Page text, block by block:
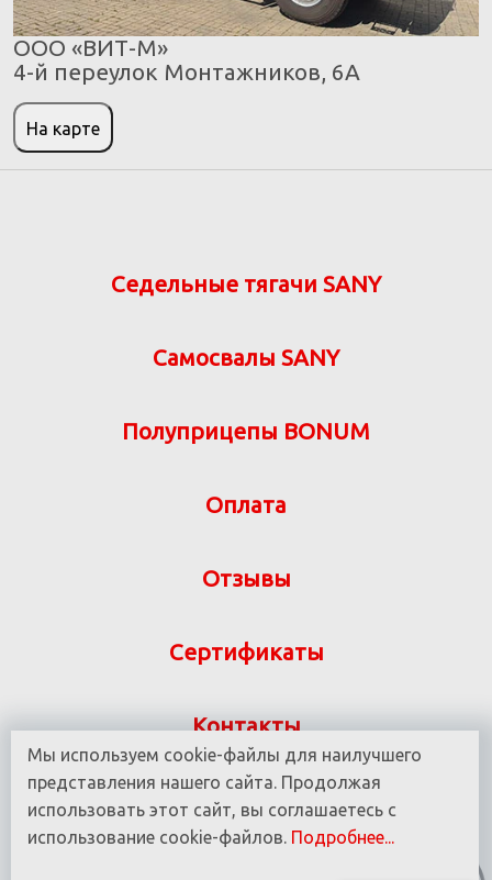
ООО «ВИТ-М»
4-й переулок Монтажников, 6А
На карте
Седельные тягачи SANY
Самосвалы SANY
Полуприцепы BONUM
Оплата
Отзывы
Сертификаты
Контакты
Указанная на сайте информация не является
публичной офертой ООО «ВИТ-М» УНП 190780937
© 2016 - 2025 Все права защищены.
Мы используем cookie-файлы для наилучшего
представления нашего сайта. Продолжая
использовать этот сайт, вы соглашаетесь с
использование cookie-файлов. Подробнее...